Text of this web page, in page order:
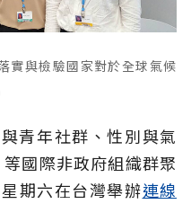
實與檢驗國家對於全球氣候
青年社群、性別與氣
國際非政府組織群聚
期六在台灣舉辦連線